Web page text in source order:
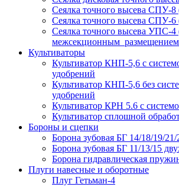
Сеялка точного высева СПУ-
Сеялка точного высева СПУ-
Сеялка точного высева УПС-
межсекционным размещением
Культиваторы
Культиватор КНП-5,6 с
удобрений
Культиватор КНП-5,6 без
удобрений
Культиватор КРН 5.6 с
Культиватор сплошной
Бороны и сцепки
Борона зубовая БГ 14/18/19/21/
Борона зубовая БГ 11/13/15
Борона гидравлическая
Плуги навесные и оборотные
Плуг Гетьман-4